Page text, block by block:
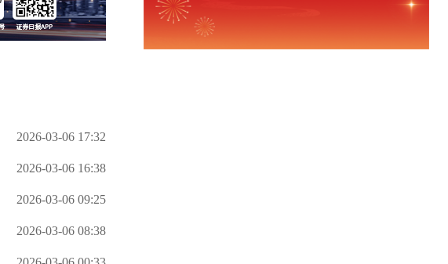
2026-03-06 17:32
2026-03-06 16:38
2026-03-06 09:25
2026-03-06 08:38